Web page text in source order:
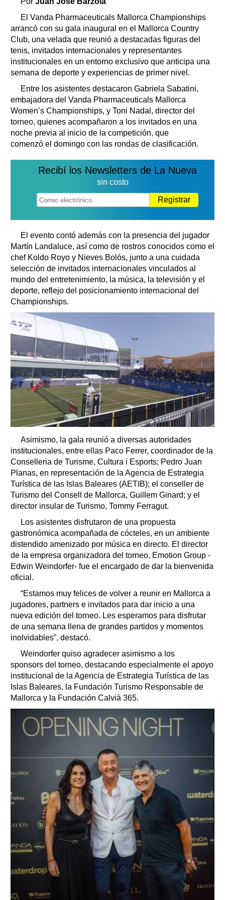
El Vanda Pharmaceuticals Mallorca Championships
arrancó con su gala inaugural en el Mallorca Country
Club, una velada que reunió a destacadas figuras del
tenis, invitados internacionales y representantes
institucionales en un entorno exclusivo que anticipa una
semana de deporte y experiencias de primer nivel.
Entre los asistentes destacaron Gabriela Sabatini,
embajadora del Vanda Pharmaceuticals Mallorca
Women’s Championships, y Toni Nadal, director del
torneo, quienes acompañaron a los invitados en una
noche previa al inicio de la competición, que
comenzó el domingo con las rondas de clasificación.
Recibí los Newsletters de La Nueva
sin costo
Registrar
El evento contó además con la presencia del jugador
Martín Landaluce, así como de rostros conocidos como el
chef Koldo Royo y Nieves Bolós, junto a una cuidada
selección de invitados internacionales vinculados al
mundo del entretenimiento, la música, la televisión y el
deporte, reflejo del posicionamiento internacional del
Championships.
Asimismo, la gala reunió a diversas autoridades
institucionales, entre ellas Paco Ferrer, coordinador de la
Conselleria de Turisme, Cultura i Esports; Pedro Juan
Planas, en representación de la Agencia de Estrategia
Turística de las Islas Baleares (AETIB); el conseller de
Turismo del Consell de Mallorca, Guillem Ginard; y el
director insular de Turismo, Tommy Ferragut.
Los asistentes disfrutaron de una propuesta
gastronómica acompañada de cócteles, en un ambiente
distendido amenizado por música en directo. El director
de la empresa organizadora del torneo, Emotion Group -
Edwin Weindorfer- fue el encargado de dar la bienvenida
oficial.
“Estamos muy felices de volver a reunir en Mallorca a
jugadores, partners e invitados para dar inicio a una
nueva edición del torneo. Les esperamos para disfrutar
de una semana llena de grandes partidos y momentos
inolvidables”, destacó.
Weindorfer quiso agradecer asimismo a los
sponsors del torneo, destacando especialmente el apoyo
institucional de la Agencia de Estrategia Turística de las
Islas Baleares, la Fundación Turismo Responsable de
Mallorca y la Fundación Calvià 365.